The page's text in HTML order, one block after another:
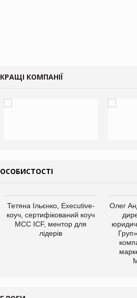
КРАЩІ КОМПАНІЇ
ОСОБИСТОСТІ
Тетяна Ільєнко, Executive-
коуч, сертифікований коуч
МСС ICF, ментор для
лідерів
Олег